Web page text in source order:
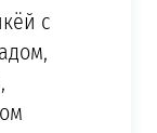
с